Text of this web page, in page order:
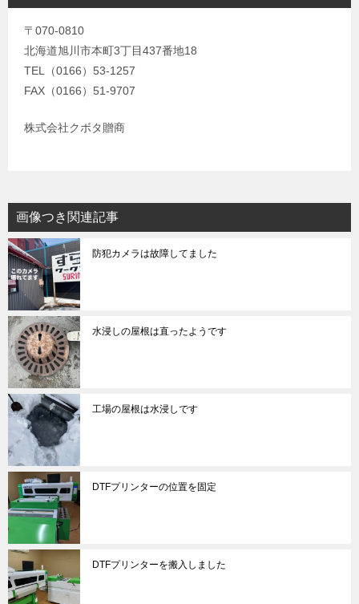
〒070-0810
北海道旭川市本町3丁目437番地18
TEL（0166）53-1257
FAX（0166）51-9707
株式会社クボタ贈商
画像つき関連記事
防犯カメラは故障してました
水浸しの屋根は直ったようです
工場の屋根は水浸しです
DTFプリンターの位置を固定
DTFプリンターを搬入しました